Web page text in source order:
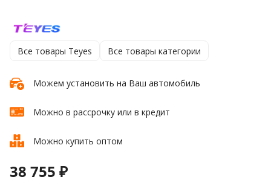
Все товары Teyes Все товары категории
Можем установить на Ваш автомобиль
Можно в рассрочку или в кредит
Можно купить оптом
38 755 ₽